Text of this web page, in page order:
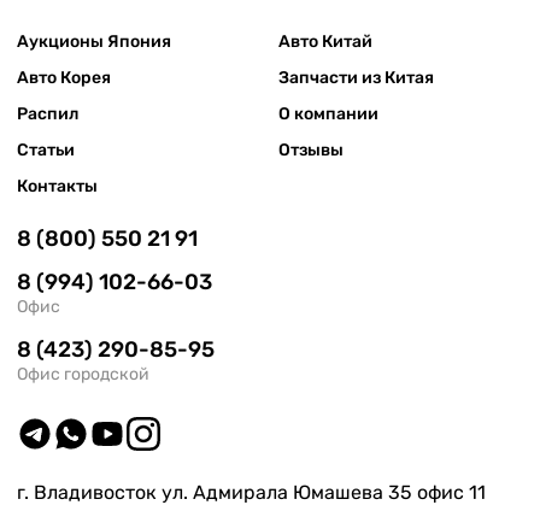
Аукционы Япония
Авто Китай
Авто Корея
Запчасти из Китая
Распил
О компании
Статьи
Отзывы
Контакты
8 (800) 550 21 91
8 (994) 102-66-03
Офис
8 (423) 290-85-95
Офис городской
г. Владивосток ул. Адмирала Юмашева 35 офис 11